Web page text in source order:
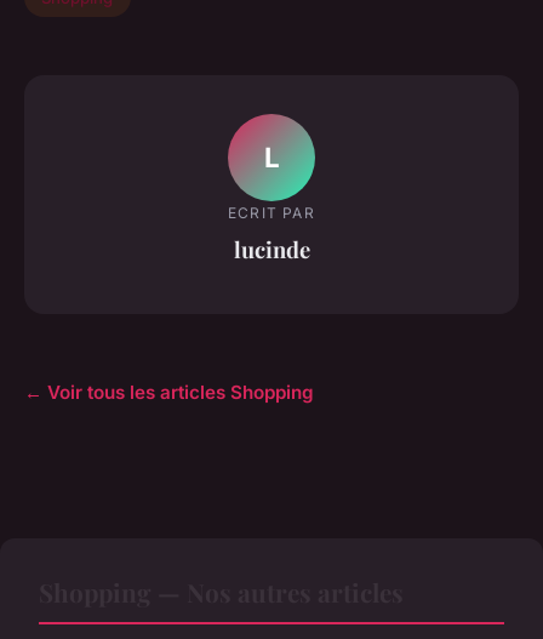
L
ECRIT PAR
lucinde
← Voir tous les articles Shopping